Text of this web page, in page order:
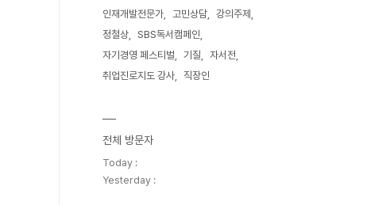
인재개발전문가
고민상담
강의주제
정철상
SBS독서캠페인
자기경영 페스티벌
기질
자서전
취업진로지도 강사
직장인
전체 방문자
Today :
Yesterday :